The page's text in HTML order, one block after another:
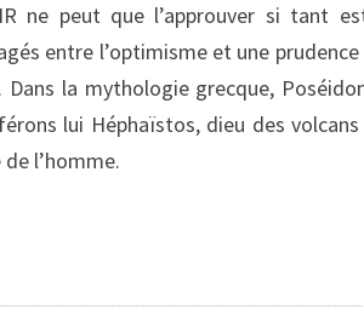
ne peut que l’approuver si tant
entre l’optimisme et une
Dans la mythologie grecque,
lui Héphaïstos, dieu des
l’homme.